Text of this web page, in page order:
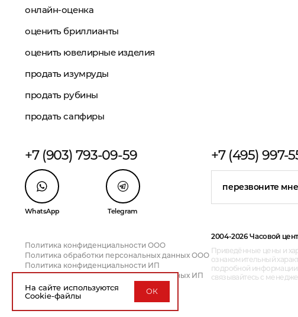
онлайн-оценка
оценить бриллианты
оценить ювелирные изделия
продать изумруды
продать рубины
продать сапфиры
+7 (903) 793-09-59
WhatsApp Telegram
+7 (495) 997-
перезвоните мне
Политика конфиденциальности ООО
Политика обработки персональных данных ООО
Политика конфиденциальности ИП
Политика обработки персональных данных ИП
2004-2026 Часовой
Приведённые цены и
ознакомительный
подробной информации
связывайтесь с
На сайте используются
Cookie-файлы
ОК